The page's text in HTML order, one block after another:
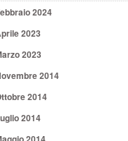
2024
2023
2023
2014
2014
2014